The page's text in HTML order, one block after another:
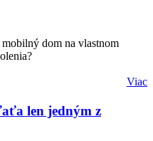
dom na vlastnom
Viac
len jedným z